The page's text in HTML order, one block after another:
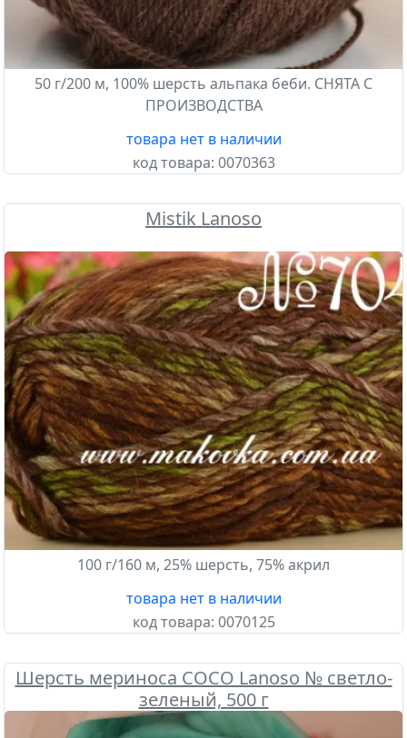
50 г/200 м, 100% шерсть альпака беби. СНЯТА С
ПРОИЗВОДСТВА
товара нет в наличии
код товара: 0070363
Mistik Lanoso
100 г/160 м, 25% шерсть, 75% акрил
товара нет в наличии
код товара: 0070125
Шерсть мериноса COCO Lanoso № светло-
зеленый, 500 г